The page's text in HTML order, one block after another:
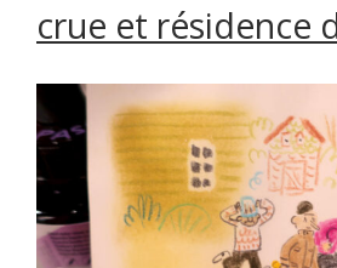
crue et résidence